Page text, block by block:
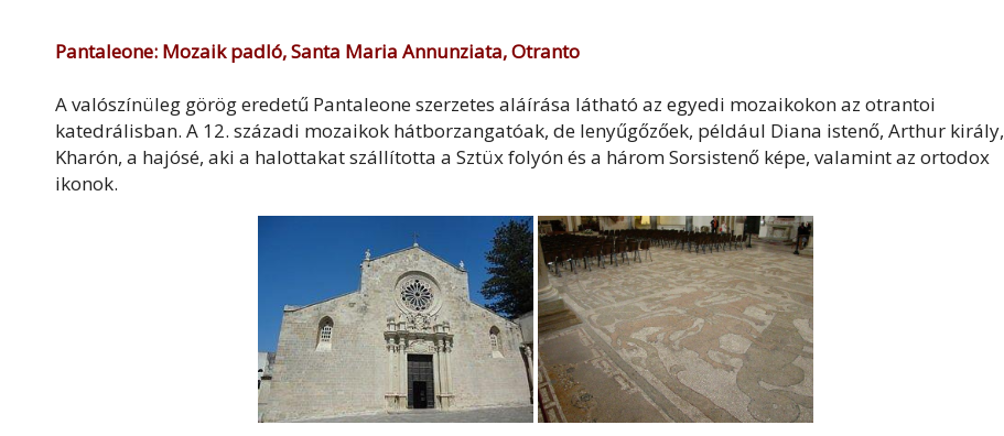
Pantaleone: Mozaik padló, Santa Maria Annunziata, Otranto
A valószínüleg görög eredetű Pantaleone szerzetes aláírása látható az egyedi mozaikokon az otrantoi
katedrálisban. A 12. századi mozaikok hátborzangatóak, de lenyűgőzőek, például Diana istenő, Arthur király,
Kharón, a hajósé, aki a halottakat szállította a Sztüx folyón és a három Sorsistenő képe, valamint az ortodox
ikonok.